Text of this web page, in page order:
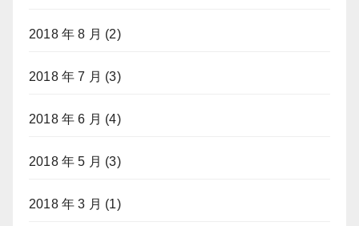
2018 年 8 月 (2)
2018 年 7 月 (3)
2018 年 6 月 (4)
2018 年 5 月 (3)
2018 年 3 月 (1)